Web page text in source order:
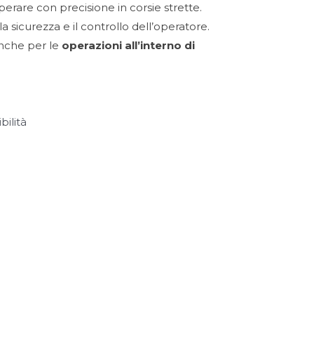
con precisione in corsie strette.
sicurezza e il controllo dell’operatore.
per le operazioni all’interno di